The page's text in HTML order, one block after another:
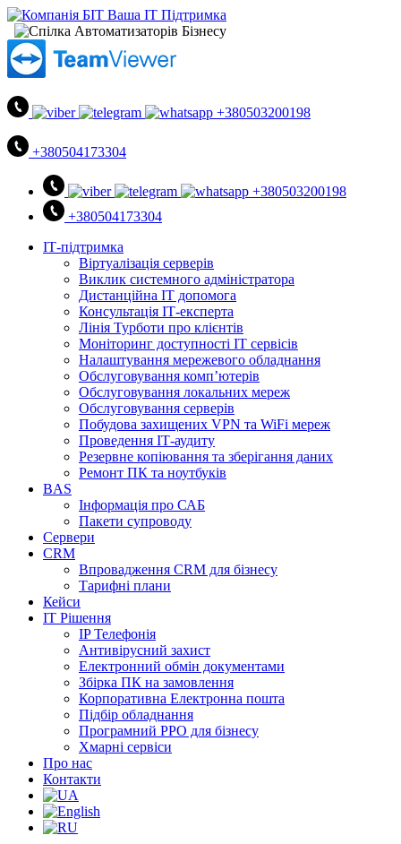
+380503200198
+380504173304
+380503200198
+380504173304
ІТ-підтримка
Віртуалізація серверів
Виклик системного адміністратора
Дистанційна ІТ допомога
Консультація ІТ-експерта
Лінія Турботи про клієнтів
Моніторинг доступності ІТ сервісів
Налаштування мережевого обладнання
Обслуговування комп’ютерів
Обслуговування локальних мереж
Обслуговування серверів
Побудова захищених VPN та WiFi мереж
Проведення ІТ-аудиту
Резервне копіювання та зберігання даних
Ремонт ПК та ноутбуків
BAS
Інформація про САБ
Пакети супроводу
Сервери
CRM
Впровадження CRM для бізнесу
Тарифні плани
Кейси
ІТ Рішення
IP Телефонія
Антивірусний захист
Електронний обмін документами
Збірка ПК на замовлення
Корпоративна Електронна пошта
Підбір обладнання
Програмний РРО для бізнесу
Хмарні сервіси
Про нас
Контакти